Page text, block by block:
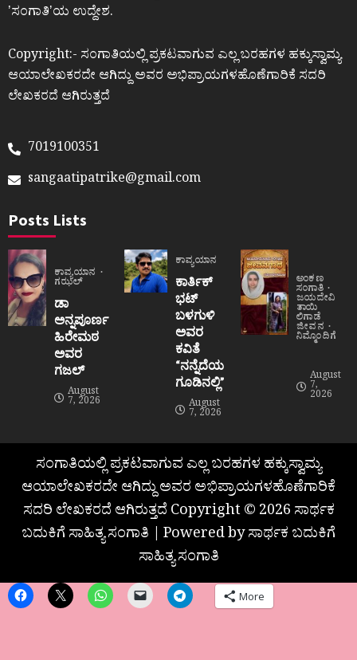
ʼಸಂಗಾತಿʼಯ ಉದ್ದೇಶ.
Copyright:- ಸಂಗಾತಿಯಲ್ಲಿ ಪ್ರಕಟವಾಗುವ ಎಲ್ಲ ಬರಹಗಳ ಹಕ್ಕುಸ್ವಾಮ್ಯ
ಆಯಾಲೇಖಕರದೇ ಆಗಿದ್ದು ಅವರ ಅಭಿಪ್ರಾಯಗಳಹೊಣೆಗಾರಿಕೆ ಸದರಿ
ಲೇಖಕರದೆ ಆಗಿರುತ್ತದೆ
7019100351
sangaatipatrike@gmail.com
Posts Lists
ಕಾವ್ಯಯಾನ
ಗಝಲ್
ಡಾ
ಅನ್ನಪೂರ್ಣ
ಹಿರೇಮಠ
ಅವರ
ಗಜಲ್
August
7, 2026
ಕಾವ್ಯಯಾನ
ಕಾರ್ತಿಕ್
ಭಟ್
ಬಳಗುಳಿ
ಅವರ
ಕವಿತೆ
“ನನ್ನೆದೆಯ
ಗೂಡಿನಲ್ಲಿ”
August
7, 2026
ಅಂಕಣ
ಸಂಗಾತಿ
ಜಯದೇವಿ
ತಾಯಿ
ಲಿಗಾಡೆ
ಜೀವನ
ನಿಮ್ಮೊಂದಿಗೆ
August
7,
2026
ಸಂಗಾತಿಯಲ್ಲಿ ಪ್ರಕಟವಾಗುವ ಎಲ್ಲ ಬರಹಗಳ ಹಕ್ಕುಸ್ವಾಮ್ಯ
ಆಯಾಲೇಖಕರದೇ ಆಗಿದ್ದು ಅವರ ಅಭಿಪ್ರಾಯಗಳಹೊಣೆಗಾರಿಕೆ
ಸದರಿ ಲೇಖಕರದೆ ಆಗಿರುತ್ತದೆ Copyright © 2026 ಸಾರ್ಥಕ
ಬದುಕಿಗೆ ಸಾಹಿತ್ಯ ಸಂಗಾತಿ | Powered by ಸಾರ್ಥಕ ಬದುಕಿಗೆ
ಸಾಹಿತ್ಯ ಸಂಗಾತಿ
More